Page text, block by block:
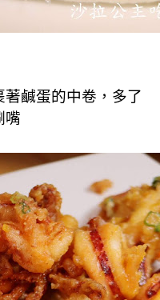
鹹蛋的中卷，多了
嘴